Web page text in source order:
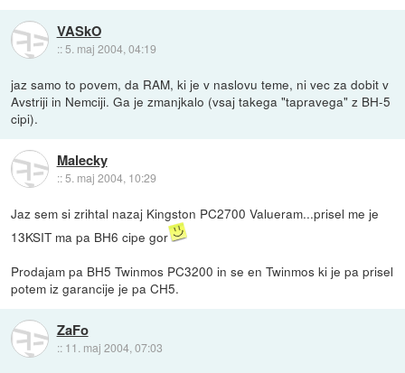
VASkO
:: 5. maj 2004, 04:19
jaz samo to povem, da RAM, ki je v naslovu teme, ni vec za dobit v
Avstriji in Nemciji. Ga je zmanjkalo (vsaj takega "tapravega" z BH-5
cipi).
Malecky
::5. maj 2004, 10:29
Jaz sem si zrihtal nazaj Kingston PC2700 Valueram...prisel me je
13KSIT ma pa BH6 cipe gor
Prodajam pa BH5 Twinmos PC3200 in se en Twinmos ki je pa prisel
potem iz garancije je pa CH5.
ZaFo
:: 11. maj 2004, 07:03